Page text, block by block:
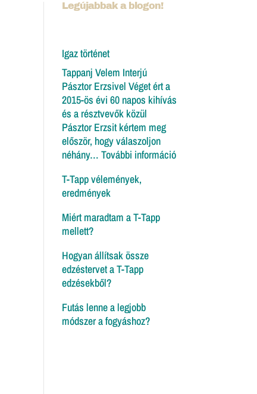
Legújabbak a blogon!
Igaz történet
Tappanj Velem Interjú
Pásztor Erzsivel Véget ért a
2015-ös évi 60 napos kihívás
és a résztvevők közül
Pásztor Erzsit kértem meg
először, hogy válaszoljon
néhány…További információ:
T-Tapp vélemények,
eredmények
Miért maradtam a T-Tapp
mellett?
Hogyan állítsak össze
edzéstervet a T-Tapp
edzésekből?
Futás lenne a legjobb
módszer a fogyáshoz?